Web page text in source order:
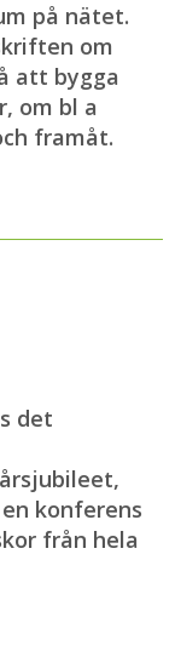
på nätet.
om
att bygga
om bl a
framåt.
det
konferens
från hela